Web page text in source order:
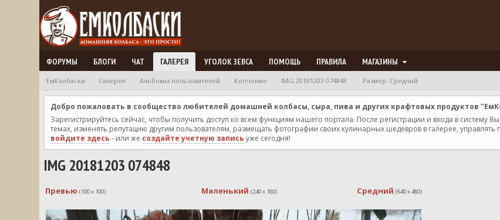
ФОРУМЫ БЛОГИ ЧАТ ГАЛЕРЕЯ УГОЛОК ЗЕВСА ПОМОЩЬ ПРАВИЛА МАГАЗИНЫ
ЕмКолбаски Галерея Альбомы пользователей Копчение IMG 20181203 074848 Размер: Средний
Добро пожаловать в сообщество любителей домашней колбасы, сыра, пива и других крафтовых продуктов
Зарегистрируйтесь сейчас, чтобы получить доступ ко всем функциям нашего портала. После регистрации и входа в систему
темах, изменять репутацию другим пользователям, размещать фотографии своих кулинарных шедевров в галерее, управлять
войдите здесь - или же создайте учетную запись уже сегодня!
IMG 20181203 074848
Превью (100 x 100) Маленький (240 x 180) Средний (640 x 480)